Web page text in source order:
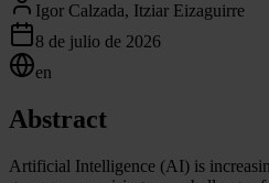
Igor Calzada, Itziar Eizaguirre
8 de julio de 2026
en
Abstract
Artificial Intelligence (AI) is